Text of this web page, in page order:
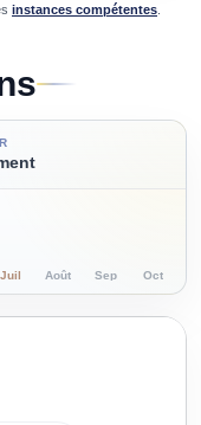
instances compétentes
Juil Août Sep Oct